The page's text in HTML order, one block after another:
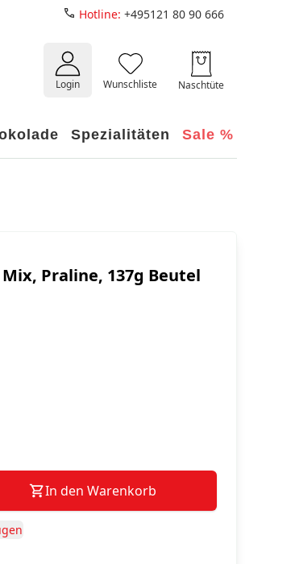
Hotline: +495121 80 90 666
Login Wunschliste Naschtüte
Spezialitäten Sale %
Praline, 137g Beutel
In den Warenkorb